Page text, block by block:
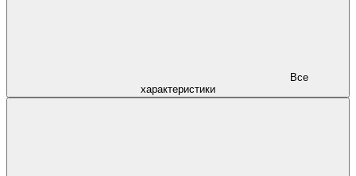
характеристики